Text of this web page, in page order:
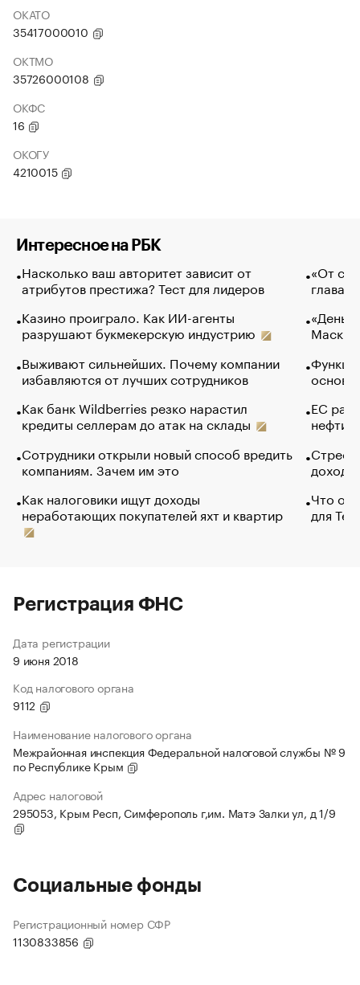
ОКАТО
35417000010
ОКТМО
35726000108
ОКФС
16
ОКОГУ
4210015
Интересное на РБК
Насколько ваш авторитет зависит от
атрибутов престижа? Тест для лидеров
Казино проиграло. Как ИИ-агенты
разрушают букмекерскую индустрию
Выживают сильнейших. Почему компании
избавляются от лучших сотрудников
Как банк Wildberries резко нарастил
кредиты селлерам до атак на склады
Сотрудники открыли новый способ вредить
компаниям. Зачем им это
Как налоговики ищут доходы
неработающих покупателей яхт и квартир
«От
глава
Маск в
основ
ЕС
нефти
Что
для
Регистрация ФНС
Дата регистрации
9 июня 2018
Код налогового органа
9112
Наименование налогового органа
Межрайонная инспекция Федеральной налоговой службы № 9
по Республике Крым
Адрес налоговой
295053, Крым Респ, Симферополь г,им. Матэ Залки ул, д 1/9
Социальные фонды
Регистрационный номер СФР
1130833856